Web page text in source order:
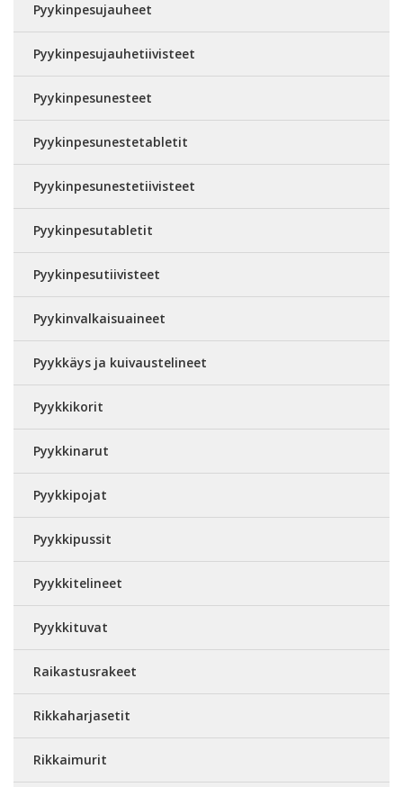
Pyykinpesujauheet
Pyykinpesujauhetiivisteet
Pyykinpesunesteet
Pyykinpesunestetabletit
Pyykinpesunestetiivisteet
Pyykinpesutabletit
Pyykinpesutiivisteet
Pyykinvalkaisuaineet
Pyykkäys ja kuivaustelineet
Pyykkikorit
Pyykkinarut
Pyykkipojat
Pyykkipussit
Pyykkitelineet
Pyykkituvat
Raikastusrakeet
Rikkaharjasetit
Rikkaimurit